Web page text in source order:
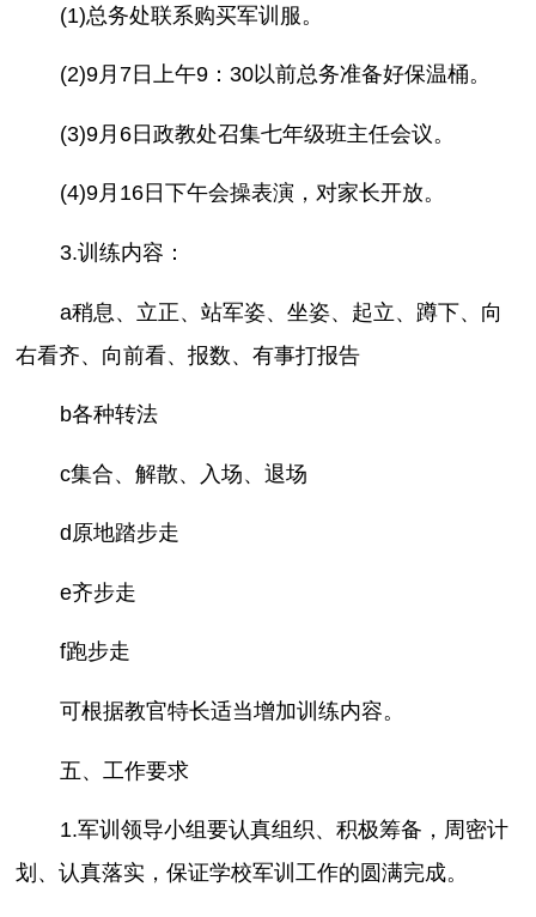
(1)总务处联系购买军训服。
(2)9月7日上午9：30以前总务准备好保温桶。
(3)9月6日政教处召集七年级班主任会议。
(4)9月16日下午会操表演，对家长开放。
3.训练内容：
a稍息、立正、站军姿、坐姿、起立、蹲下、向
右看齐、向前看、报数、有事打报告
b各种转法
c集合、解散、入场、退场
d原地踏步走
e齐步走
f跑步走
可根据教官特长适当增加训练内容。
五、工作要求
1.军训领导小组要认真组织、积极筹备，周密计
划、认真落实，保证学校军训工作的圆满完成。